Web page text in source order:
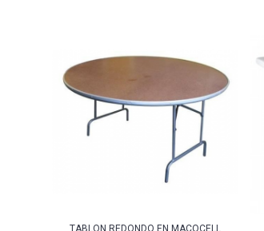
TABLON REDONDO EN MACOCELL